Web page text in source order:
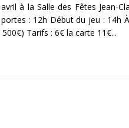
à la Salle des Fêtes Jean-
: 12h Début du jeu : 14h
Tarifs : 6€ la carte 11€...